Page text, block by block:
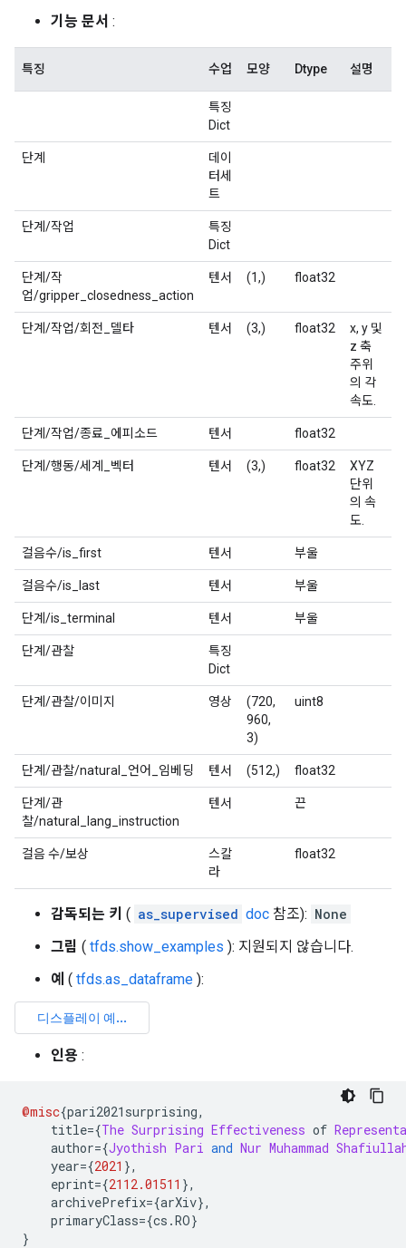
기능 문서 :
특징 수업 모양 Dtype 설명
특징
Dict
단계
데이
터세
트
단계/작업
특징
Dict
단계/작
업/gripper_closedness_action
텐서 (1,) float32
단계/작업/회전_델타 텐서 (3,) float32
x, y 및
z 축
주위
의 각
속도.
단계/작업/종료_에피소드 텐서 float32
단계/행동/세계_벡터 텐서 (3,) float32
XYZ
단위
의 속
도.
걸음수/is_first 텐서 부울
걸음수/is_last 텐서 부울
단계/is_terminal 텐서 부울
단계/관찰
특징
Dict
단계/관찰/이미지 영상
(720,
960,
3)
uint8
단계/관찰/natural_언어_임베딩 텐서 (512,) float32
단계/관
찰/natural_lang_instruction
텐서 끈
걸음 수/보상
스칼
라
float32
감독되는 키 ( as_supervised doc 참조): None
그림 ( tfds.show_examples ): 지원되지 않습니다.
예 ( tfds.as_dataframe ):
인용 :
@misc{pari2021surprising,
title={The Surprising Effectiveness of
author={Jyothish Pari and Nur Muhammad
year={2021 },
eprint={2112.01511 },
archivePrefix={arXiv},
primaryClass={cs .RO}
}